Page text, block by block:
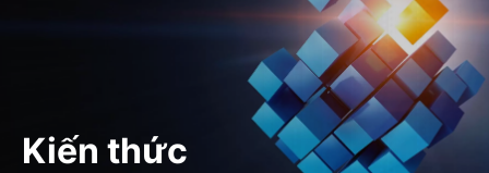
Kiến thức